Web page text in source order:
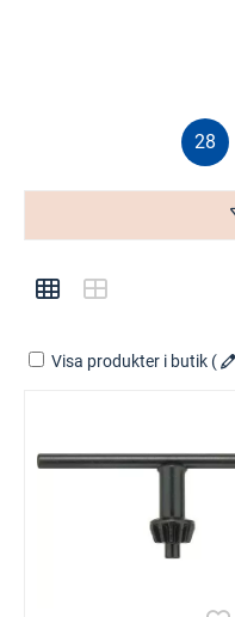
28
Visa produkter i butik (